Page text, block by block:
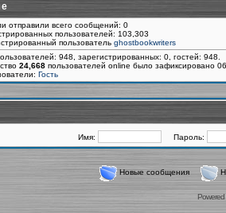
отправили всего сообщений: 0
пользователей: 103,303
пользователь ghostbookwriters
948, зарегистрированных: 0, гостей:
24,668 пользователей online было зафиксировано
Гость
Имя: Пароль:
Новые сообщения